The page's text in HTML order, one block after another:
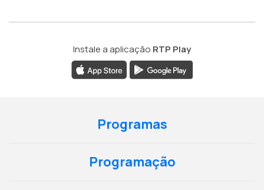
Instale a aplicação RTP Play
Programas
Programação